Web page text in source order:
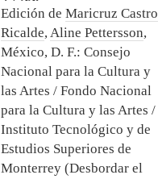
Edición de Maricruz Castro
Ricalde,Aline Pettersson,
México, D. F.: Consejo
Nacional para la Cultura y
las Artes / Fondo Nacional
para la Cultura y las Artes /
Instituto Tecnológico y de
Estudios Superiores de
Monterrey (Desbordar el